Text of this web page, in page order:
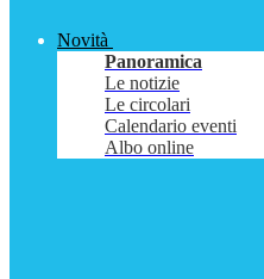
Novità
Panoramica
Le notizie
Le circolari
Calendario eventi
Albo online